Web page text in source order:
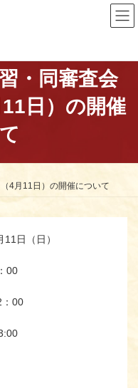
・同審査会
11日）の開催
4月11日）の開催について
（日）
00